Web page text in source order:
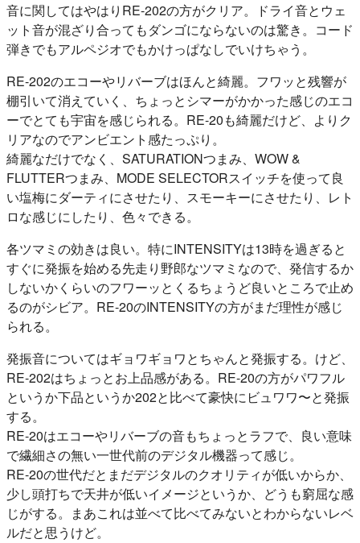
音に関してはやはりRE-202の方がクリア。ドライ音とウェ
ット音が混ざり合ってもダンゴにならないのは驚き。コード
弾きでもアルペジオでもかけっぱなしでいけちゃう。
RE-202のエコーやリバーブはほんと綺麗。フワッと残響が
棚引いて消えていく、ちょっとシマーがかかった感じのエコ
ーでとても宇宙を感じられる。RE-20も綺麗だけど、よりク
リアなのでアンビエント感たっぷり。
綺麗なだけでなく、SATURATIONつまみ、WOW &
FLUTTERつまみ、MODE SELECTORスイッチを使って良
い塩梅にダーティにさせたり、スモーキーにさせたり、レト
ロな感じにしたり、色々できる。
各ツマミの効きは良い。特にINTENSITYは13時を過ぎると
すぐに発振を始める先走り野郎なツマミなので、発信するか
しないかくらいのフワーッとくるちょうど良いところで止め
るのがシビア。RE-20のINTENSITYの方がまだ理性が感じ
られる。
発振音についてはギョワギョワとちゃんと発振する。けど、
RE-202はちょっとお上品感がある。RE-20の方がパワフル
というか下品というか202と比べて豪快にビュワワ〜と発振
する。
RE-20はエコーやリバーブの音もちょっとラフで、良い意味
で繊細さの無い一世代前のデジタル機器って感じ。
RE-20の世代だとまだデジタルのクオリティが低いからか、
少し頭打ちで天井が低いイメージというか、どうも窮屈な感
じがする。まあこれは並べて比べてみないとわからないレベ
ルだと思うけど。